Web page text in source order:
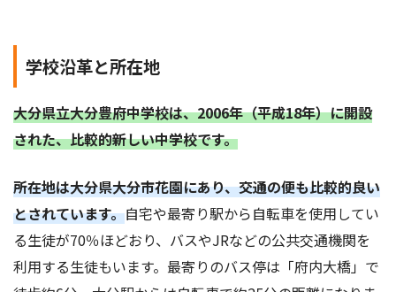
学校沿革と所在地
大分県立大分豊府中学校は、2006年（平成18年）に開設
された、比較的新しい中学校です。
所在地は大分県大分市花園にあり、交通の便も比較的良い
とされています。自宅や最寄り駅から自転車を使用してい
る生徒が70％ほどおり、バスやJRなどの公共交通機関を
利用する生徒もいます。最寄りのバス停は「府内大橋」で